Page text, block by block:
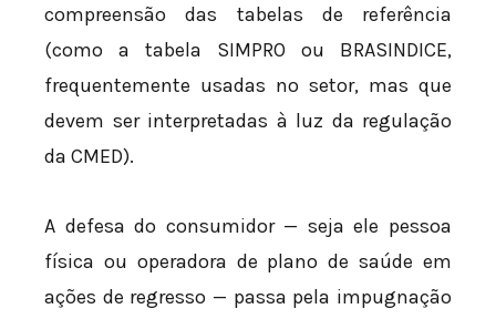
compreensão das tabelas de referência
(como a tabela SIMPRO ou BRASINDICE,
frequentemente usadas no setor, mas que
devem ser interpretadas à luz da regulação
da CMED).
A defesa do consumidor — seja ele pessoa
física ou operadora de plano de saúde em
ações de regresso — passa pela impugnação